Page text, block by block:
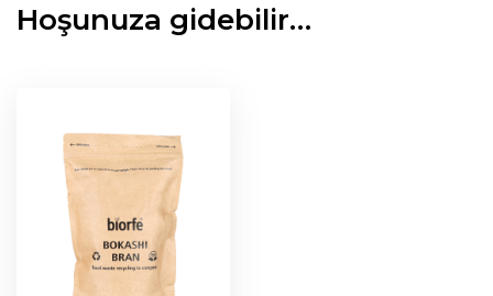
Hoşunuza gidebilir…